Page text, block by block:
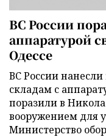
ВС России
аппаратурой
Одессе
ВС России
складам с
поразили в
вооружением для
Министерство